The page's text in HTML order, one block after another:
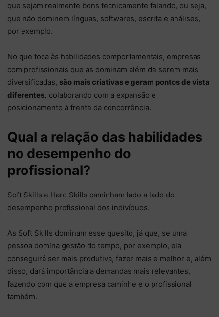
que sejam realmente bons tecnicamente falando, ou seja,
que não dominem línguas, softwares, escrita e análises,
por exemplo.
No que toca às habilidades comportamentais, empresas
com profissionais que as dominam além de serem mais
diversificadas, são mais criativas e geram pontos de vista
diferentes, colaborando com a expansão e
posicionamento à frente da concorrência.
Qual a relação das habilidades
no desempenho do
profissional?
Soft Skills e Hard Skills caminham lado a lado do
desempenho profissional dos indivíduos.
As Soft Skills dominam esse quesito, já que, se uma
pessoa domina gestão do tempo, por exemplo, ela
conseguirá ser mais produtiva, fazer mais e melhor e, além
disso, dará importância a demandas mais relevantes,
fazendo com que a empresa caminhe e o profissional
também.